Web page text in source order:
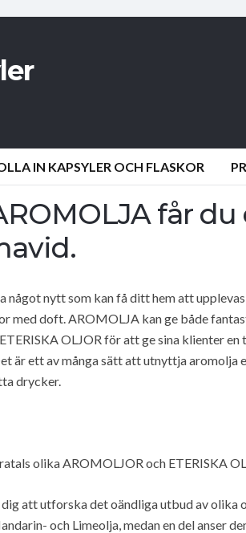
IN KAPSYLER OCH FLASKOR
får
något nytt som kan få ditt hem att
med doft. AROMOLJA kan ge både
OLJOR för att ge sina klienter en
är ett av många sätt att utnyttja aromolja
drycker.
olika AROMOLJOR och ETERISKA
dig att utforska det oändliga utbud av olika
och Limeolja, medan en del anser